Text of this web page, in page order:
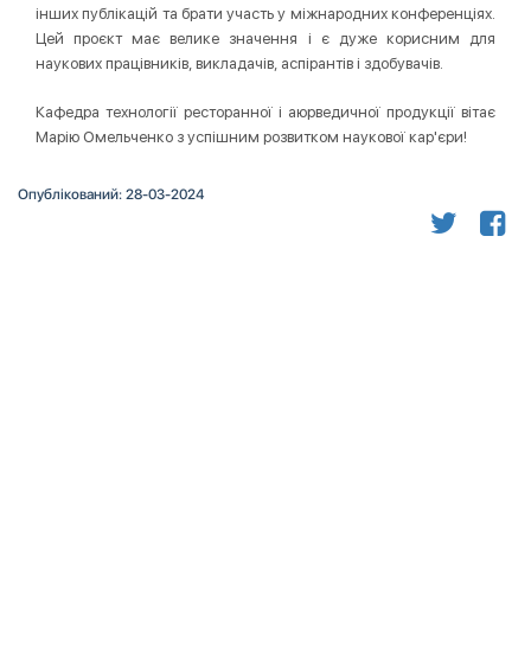
інших публікацій та брати участь у міжнародних конференціях.
Цей проєкт має велике значення і є дуже корисним для
наукових працівників, викладачів, аспірантів і здобувачів.
Кафедра технології ресторанної і аюрведичної продукції вітає
Марію Омельченко з успішним розвитком наукової кар'єри!
Опублікований: 28-03-2024